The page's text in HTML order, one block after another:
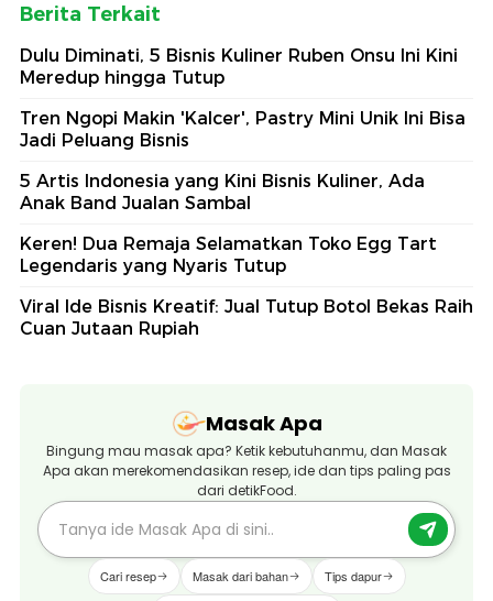
Berita Terkait
Dulu Diminati, 5 Bisnis Kuliner Ruben Onsu Ini Kini
Meredup hingga Tutup
Tren Ngopi Makin 'Kalcer', Pastry Mini Unik Ini Bisa
Jadi Peluang Bisnis
5 Artis Indonesia yang Kini Bisnis Kuliner, Ada
Anak Band Jualan Sambal
Keren! Dua Remaja Selamatkan Toko Egg Tart
Legendaris yang Nyaris Tutup
Viral Ide Bisnis Kreatif: Jual Tutup Botol Bekas Raih
Cuan Jutaan Rupiah
Masak Apa
Bingung mau masak apa? Ketik kebutuhanmu, dan Masak
Apa akan merekomendasikan resep, ide dan tips paling pas
dari detikFood.
Cari resep Masak dari bahan Tips dapur